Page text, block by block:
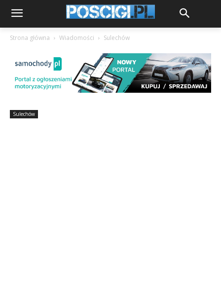
Strona główna Wiadomości Sulechów
Sulechów